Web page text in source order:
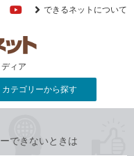
ィア
FacebookYouTube
できるネットについて
カテゴリーから探す
できないときは